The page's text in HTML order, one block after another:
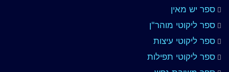
ספר יש מאין
ספר ליקוטי מוהר"ן
ספר ליקוטי עיצות
ספר ליקוטי תפילות